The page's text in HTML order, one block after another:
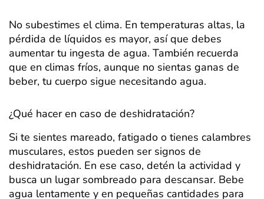
No subestimes el clima. En temperaturas altas, la
pérdida de líquidos es mayor, así que debes
aumentar tu ingesta de agua. También recuerda
que en climas fríos, aunque no sientas ganas de
beber, tu cuerpo sigue necesitando agua.
¿Qué hacer en caso de deshidratación?
Si te sientes mareado, fatigado o tienes calambres
musculares, estos pueden ser signos de
deshidratación. En ese caso, detén la actividad y
busca un lugar sombreado para descansar. Bebe
agua lentamente y en pequeñas cantidades para